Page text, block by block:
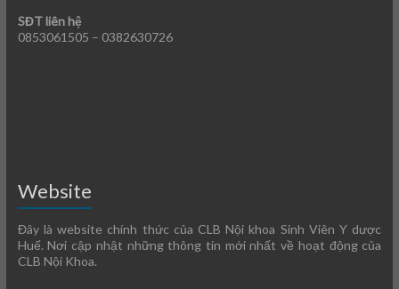
SĐT liên hệ
0853061505 – 0382630726
Website
Đây là website chính thức của CLB Nội khoa Sinh Viên Y dược
Huế. Nơi cập nhật những thông tin mới nhất về hoạt động của
CLB Nội Khoa.